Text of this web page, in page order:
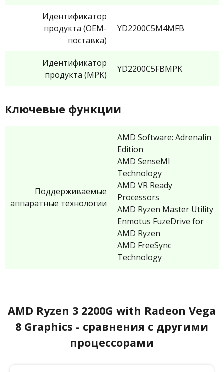
Идентификатор
продукта (OEM-
поставка)
YD2200C5M4MFB
Идентификатор
продукта (MPK)
YD2200C5FBMPK
Ключевые функции
Поддерживаемые
аппаратные технологии
AMD Software: Adrenalin
Edition
AMD SenseMI
Technology
AMD VR Ready
Processors
AMD Ryzen Master Utility
Enmotus FuzeDrive for
AMD Ryzen
AMD FreeSync
Technology
AMD Ryzen 3 2200G with Radeon Vega
8 Graphics - сравнения с другими
процессорами